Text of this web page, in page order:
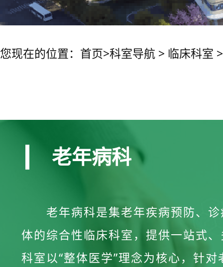
您现在的位置： 首页>科室导航 > 临床科室
老年病科
老年病科是集老年疾病预防、
体的综合性临床科室，提供一站式
科室以“整体医学”理念为核心，针